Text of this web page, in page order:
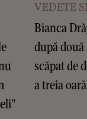
VEDETE
Bianca
după
scăpat de
a treia